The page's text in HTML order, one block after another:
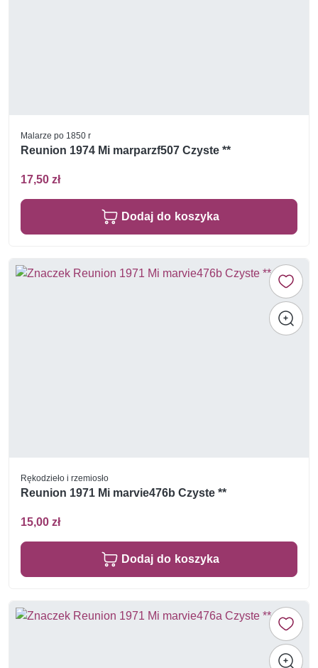
Malarze po 1850 r
Reunion 1974 Mi marparzf507 Czyste **
17,50 zł
Dodaj do koszyka
Rękodzieło i rzemiosło
Reunion 1971 Mi marvie476b Czyste **
15,00 zł
Dodaj do koszyka